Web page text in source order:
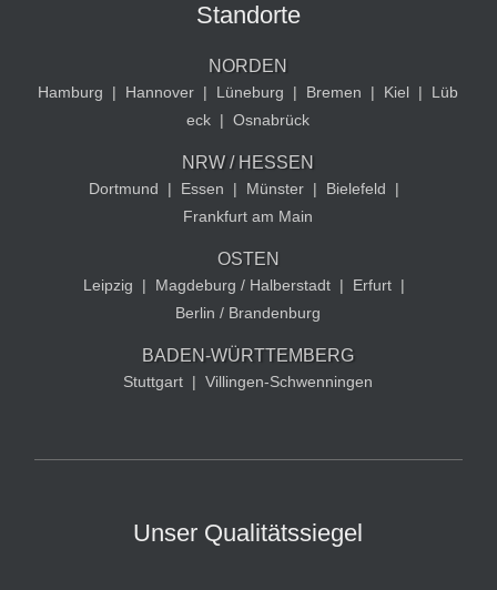
Standorte
NORDEN
Hamburg | Hannover | Lüneburg | Bremen | Kiel |
Lüb
eck | Osnabrück
NRW / HESSEN
Dortmund | Essen | Münster | Bielefeld
|
Frankfurt am Main
OSTEN
Leipzig | Magdeburg / Halberstadt | Erfurt |
Berlin / Brandenburg
BADEN-WÜRTTEMBERG
Stuttgart | Villingen-Schwenningen
Unser Qualitätssiegel